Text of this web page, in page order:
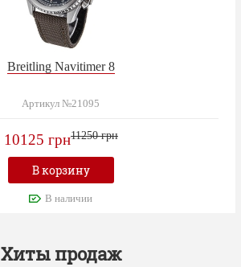
Breitling Navitimer 8
Артикул №21095
10125 грн11250 грн
В корзину
В наличии
Хиты продаж